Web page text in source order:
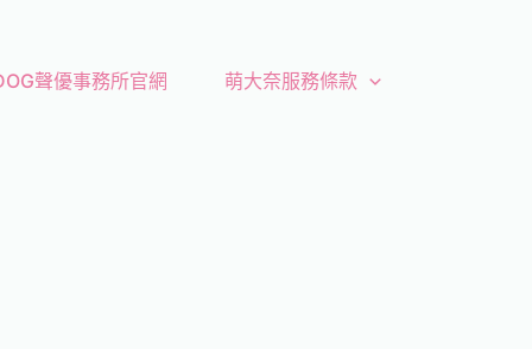
聲優事務所官網 萌大奈服務條款